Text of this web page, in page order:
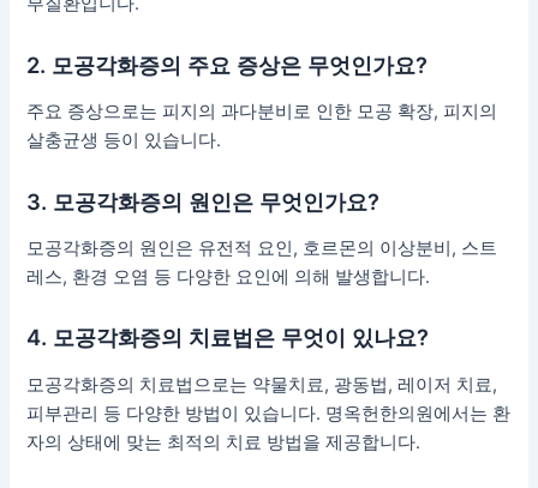
2. 모공각화증의 주요 증상은 무엇인가요?
주요 증상으로는 피지의 과다분비로 인한 모공 확장, 피지의
살충균생 등이 있습니다.
3. 모공각화증의 원인은 무엇인가요?
모공각화증의 원인은 유전적 요인, 호르몬의 이상분비, 스트
레스, 환경 오염 등 다양한 요인에 의해 발생합니다.
4. 모공각화증의 치료법은 무엇이 있나요?
모공각화증의 치료법으로는 약물치료, 광동법, 레이저 치료,
피부관리 등 다양한 방법이 있습니다. 명옥헌한의원에서는 환
자의 상태에 맞는 최적의 치료 방법을 제공합니다.